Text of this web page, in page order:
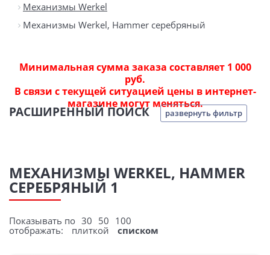
Механизмы Werkel
Механизмы Werkel, Hammer серебряный
Минимальная сумма заказа составляет 1 000
руб.
В связи с текущей ситуацией цены в интернет-
магазине могут меняться.
РАСШИРЕННЫЙ ПОИСК развернуть фильтр
МЕХАНИЗМЫ WERKEL, HAMMER
СЕРЕБРЯНЫЙ 1
Показывать по 30 50 100
отображать:
плиткой списком